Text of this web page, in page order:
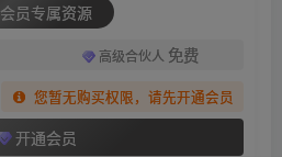
会员专属资源
高级合伙人 免费
您暂无购买权限，请先开通会员
开通会员